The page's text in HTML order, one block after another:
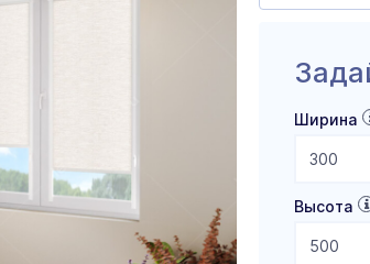
Ширина
Высота